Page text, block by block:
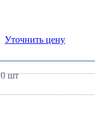
Уточнить цену
0 шт